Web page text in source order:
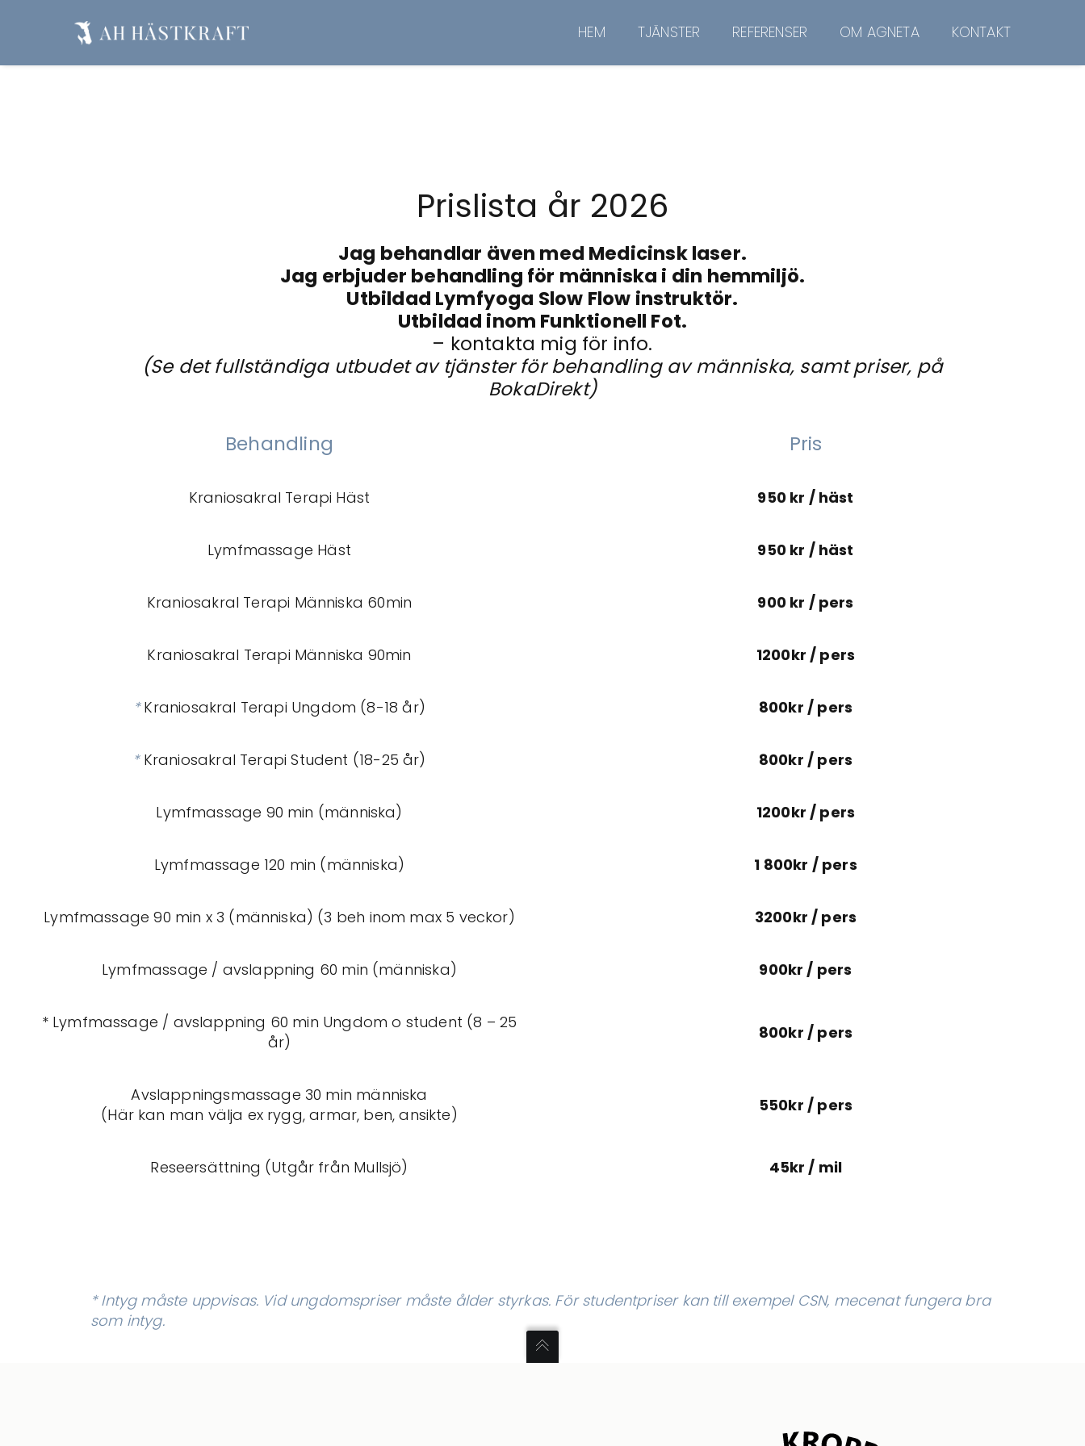
HEM TJÄNSTER REFERENSER OM AGNETA KONTAKT
Prislista år 2026
Jag behandlar även med Medicinsk laser.
Jag erbjuder behandling för människa i din hemmiljö.
Utbildad Lymfyoga Slow Flow instruktör.
Utbildad inom Funktionell Fot.
– kontakta mig för info.
(Se det fullständiga utbudet av tjänster för behandling av människa, samt priser, på
BokaDirekt)
Behandling Pris
Kraniosakral Terapi Häst 950 kr / häst
Lymfmassage Häst 950 kr / häst
Kraniosakral Terapi Människa 60min 900 kr / pers
Kraniosakral Terapi Människa 90min 1200kr / pers
*Kraniosakral Terapi Ungdom (8-18 år) 800kr / pers
* Kraniosakral Terapi Student (18-25 år) 800kr / pers
Lymfmassage 90 min (människa) 1200kr / pers
Lymfmassage 120 min (människa) 1 800kr / pers
Lymfmassage 90 min x 3 (människa) (3 beh inom max 5 veckor) 3200kr / pers
Lymfmassage / avslappning 60 min (människa) 900kr / pers
* Lymfmassage / avslappning 60 min Ungdom o student (8 – 25
år)
800kr / pers
Avslappningsmassage 30 min människa
(Här kan man välja ex rygg, armar, ben, ansikte)
550kr / pers
Reseersättning (Utgår från Mullsjö) 45kr / mil
* Intyg måste uppvisas. Vid ungdomspriser måste ålder styrkas. För studentpriser kan till exempel CSN, mecenat fungera bra
som intyg.